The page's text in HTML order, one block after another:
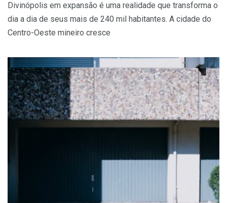
Divinópolis em expansão é uma realidade que transforma o
dia a dia de seus mais de 240 mil habitantes. A cidade do
Centro-Oeste mineiro cresce